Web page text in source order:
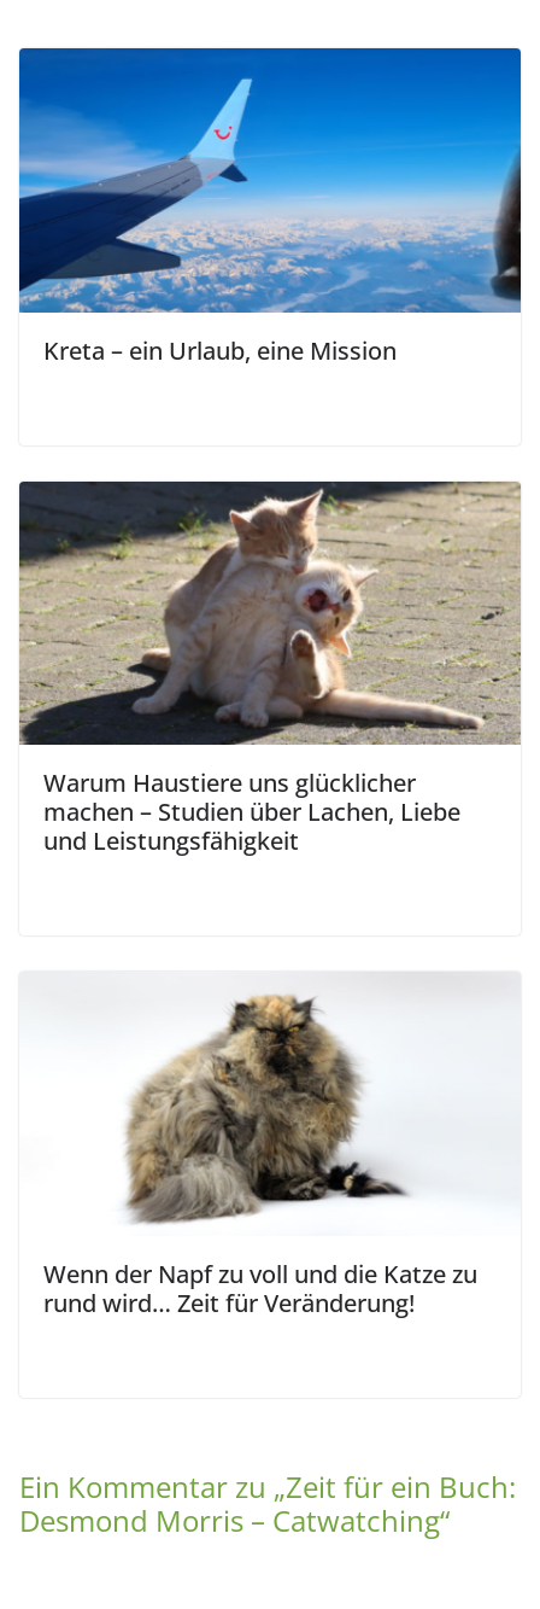
Kreta – ein Urlaub, eine Mission
Warum Haustiere uns glücklicher
machen – Studien über Lachen, Liebe
und Leistungsfähigkeit
Wenn der Napf zu voll und die Katze zu
rund wird… Zeit für Veränderung!
Ein Kommentar zu „Zeit für ein Buch:
Desmond Morris – Catwatching“